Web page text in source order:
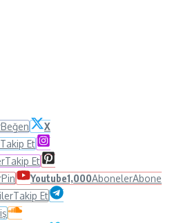
Beğen
X
Takip Et
Takip Et
Pin Youtube1,000AbonelerAbone
Takip Et